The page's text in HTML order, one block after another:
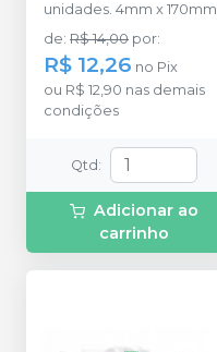
unidades. 4mm x 170mm
de: R$ 14,00 por:
R$ 12,26 no Pix
ou R$ 12,90 nas demais
condições
Qtd :
Adicionar ao
carrinho